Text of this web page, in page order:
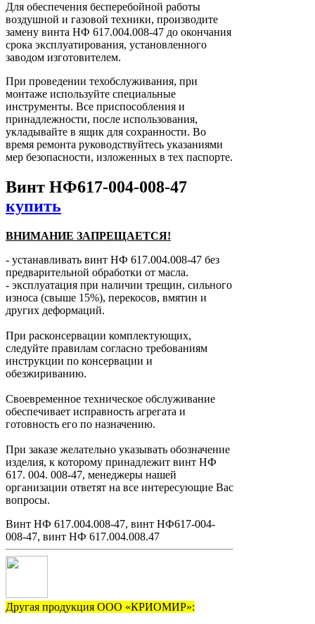
Для обеспечения бесперебойной работы
воздушной и газовой техники, производите
замену винта НФ 617.004.008-47 до окончания
срока эксплуатирования, установленного
заводом изготовителем.
При проведении техобслуживания, при
монтаже используйте специальные
инструменты. Все приспособления и
принадлежности, после использования,
укладывайте в ящик для сохранности. Во
время ремонта руководствуйтесь указаниями
мер безопасности, изложенных в тех паспорте.
Винт НФ617-004-008-47
купить
ВНИМАНИЕ ЗАПРЕЩАЕТСЯ!
- устанавливать винт НФ 617.004.008-47 без
предварительной обработки от масла.
- эксплуатация при наличии трещин, сильного
износа (свыше 15%), перекосов, вмятин и
других деформаций.
При расконсервации комплектующих,
следуйте правилам согласно требованиям
инструкции по консервации и
обезжириванию.
Своевременное техническое обслуживание
обеспечивает исправность агрегата и
готовность его по назначению.
При заказе желательно указывать обозначение
изделия, к которому принадлежит винт НФ
617. 004. 008-47, менеджеры нашей
организации ответят на все интересующие Вас
вопросы.
Винт НФ 617.004.008-47, винт НФ617-004-
008-47, винт НФ 617.004.008.47
Другая продукция ООО «КРИОМИР»: